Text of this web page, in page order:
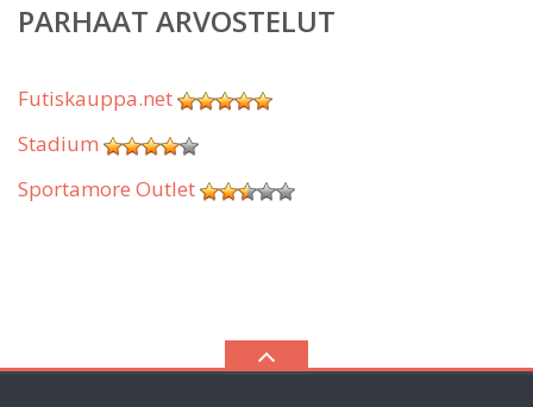
PARHAAT ARVOSTELUT
Futiskauppa.net
Stadium
Sportamore Outlet